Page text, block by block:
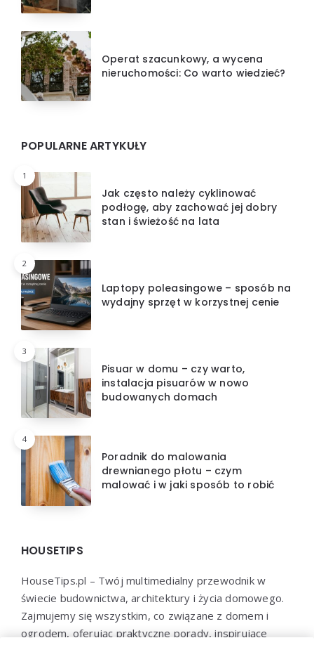
Operat szacunkowy, a wycena
nieruchomości: Co warto wiedzieć?
POPULARNE ARTYKUŁY
1
Jak często należy cyklinować
podłogę, aby zachować jej dobry
stan i świeżość na lata
2
Laptopy poleasingowe – sposób na
wydajny sprzęt w korzystnej cenie
3
Pisuar w domu – czy warto,
instalacja pisuarów w nowo
budowanych domach
4
Poradnik do malowania
drewnianego płotu – czym
malować i w jaki sposób to robić
HOUSETIPS
HouseTips.pl – Twój multimedialny przewodnik w
świecie budownictwa, architektury i życia domowego.
Zajmujemy się wszystkim, co związane z domem i
ogrodem, oferując praktyczne porady, inspirujące